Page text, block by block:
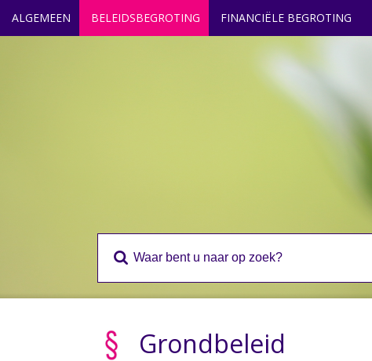
ALGEMEEN BELEIDSBEGROTING FINANCIËLE BEGROTING
Grondbeleid